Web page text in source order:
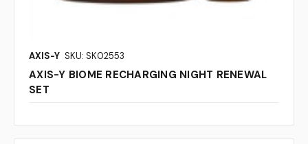
AXIS-Y SKU: SK02553
AXIS-Y BIOME RECHARGING NIGHT RENEWAL
SET